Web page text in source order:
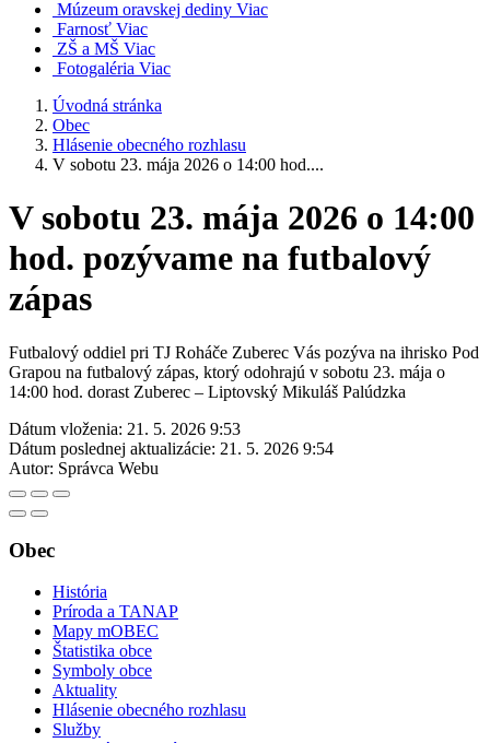
Múzeum oravskej dediny Viac
Farnosť Viac
ZŠ a MŠ Viac
Fotogaléria Viac
Úvodná stránka
Obec
Hlásenie obecného rozhlasu
V sobotu 23. mája 2026 o 14:00 hod....
V sobotu 23. mája 2026 o 14:00
hod. pozývame na futbalový
zápas
Futbalový oddiel pri TJ Roháče Zuberec Vás pozýva na ihrisko Pod
Grapou na futbalový zápas, ktorý odohrajú v sobotu 23. mája o
14:00 hod. dorast Zuberec – Liptovský Mikuláš Palúdzka
Dátum vloženia: 21. 5. 2026 9:53
Dátum poslednej aktualizácie: 21. 5. 2026 9:54
Autor: Správca Webu
Obec
História
Príroda a TANAP
Mapy mOBEC
Štatistika obce
Symboly obce
Aktuality
Hlásenie obecného rozhlasu
Služby